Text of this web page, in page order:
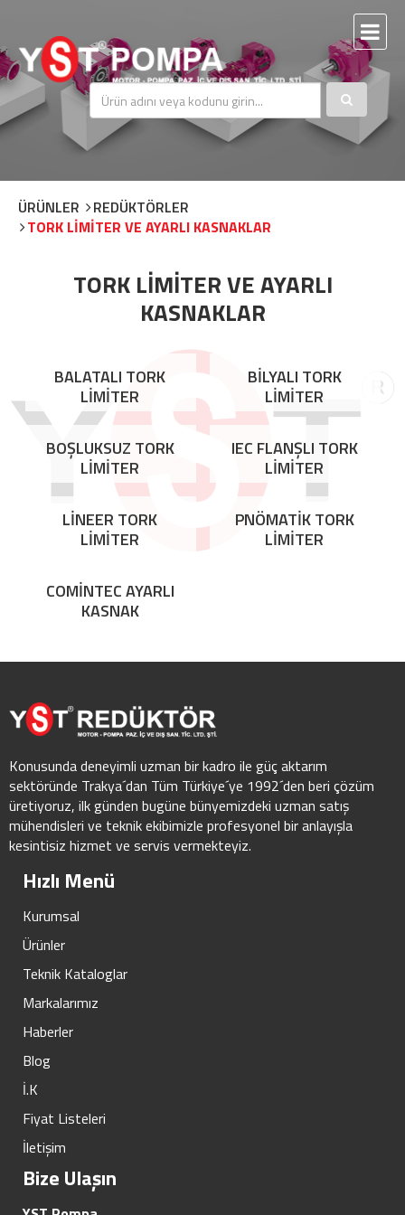
ÜRÜNLER
REDÜKTÖRLER
TORK LİMİTER VE AYARLI KASNAKLAR
TORK LİMİTER VE AYARLI
KASNAKLAR
BALATALI TORK
LİMİTER
BİLYALI TORK
LİMİTER
BOŞLUKSUZ TORK
LİMİTER
IEC FLANŞLI TORK
LİMİTER
LİNEER TORK
LİMİTER
PNÖMATİK TORK
LİMİTER
COMİNTEC AYARLI
KASNAK
Konusunda deneyimli uzman bir kadro ile güç aktarım
sektöründe Trakya´dan Tüm Türkiye´ye 1992´den beri çözüm
üretiyoruz, ilk günden bugüne bünyemizdeki uzman satış
mühendisleri ve teknik ekibimizle profesyonel bir anlayışla
kesintisiz hizmet ve servis vermekteyiz.
Hızlı Menü
Kurumsal
Ürünler
Teknik Kataloglar
Markalarımız
Haberler
Blog
İ.K
Fiyat Listeleri
İletişim
Bize Ulaşın